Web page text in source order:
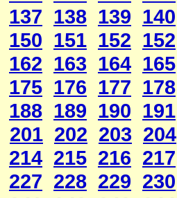
137 138 139 140
150 151 152 152
162 163 164 165
175 176 177 178
188 189 190 191
201 202 203 204
214 215 216 217
227 228 229 230